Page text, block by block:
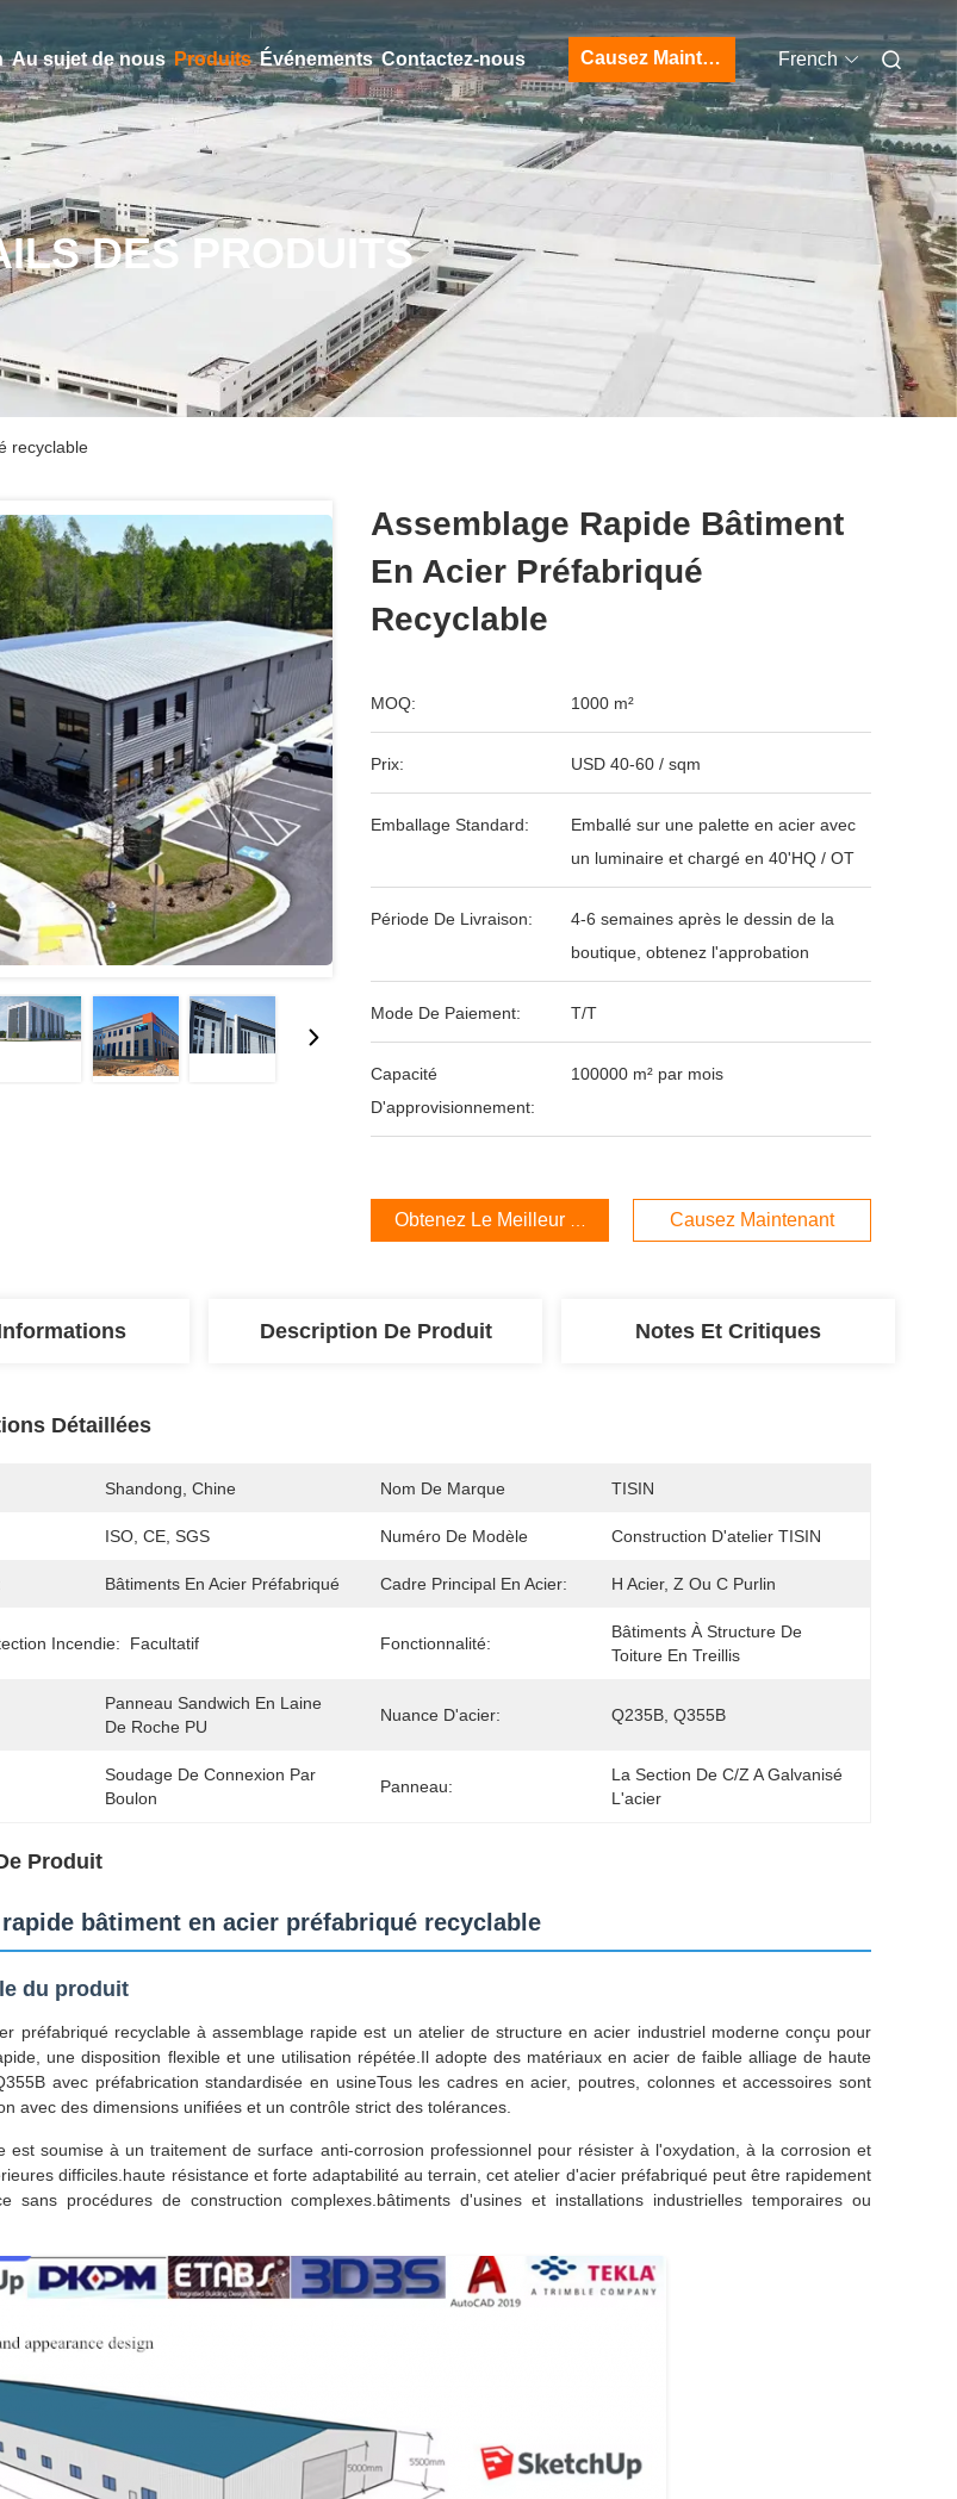
Au sujet de nous Produits Événements Contactez-nous Causez Maintenant French
DES PRODUITS
recyclable
Assemblage Rapide Bâtiment
En Acier Préfabriqué
Recyclable
MOQ: 1000 m²
Prix: USD 40-60 / sqm
Emballage Standard:
Emballé sur une palette en acier avec
un luminaire et chargé en 40'HQ / OT
Période De Livraison:
4-6 semaines après le dessin de la
boutique, obtenez l'approbation
Mode De Paiement: T/T
Capacité
D'approvisionnement:
100000 m² par mois
Obtenez Le Meilleur Prix Causez Maintenant
Description De Produit Notes Et Critiques
Détaillées
Shandong, Chine Nom De Marque TISIN
ISO, CE, SGS Numéro De Modèle Construction D'atelier TISIN
Bâtiments En Acier Préfabriqué Cadre Principal En Acier: H Acier, Z Ou C Purlin
Incendie: Facultatif Fonctionnalité:
Bâtiments À Structure De
Toiture En Treillis
Panneau Sandwich En Laine
De Roche PU
Nuance D'acier: Q235B, Q355B
Soudage De Connexion Par
Boulon
Panneau:
La Section De C/Z A Galvanisé
L'acier
Produit
bâtiment en acier préfabriqué recyclable
du produit
préfabriqué recyclable à assemblage rapide est un atelier de structure en acier industriel moderne conçu pour
une disposition flexible et une utilisation répétée.Il adopte des matériaux en acier de faible alliage de haute
avec préfabrication standardisée en usineTous les cadres en acier, poutres, colonnes et accessoires sont
avec des dimensions unifiées et un contrôle strict des tolérances.
est soumise à un traitement de surface anti-corrosion professionnel pour résister à l'oxydation, à la corrosion et
difficiles.haute résistance et forte adaptabilité au terrain, cet atelier d'acier préfabriqué peut être rapidement
sans procédures de construction complexes.bâtiments d'usines et installations industrielles temporaires ou